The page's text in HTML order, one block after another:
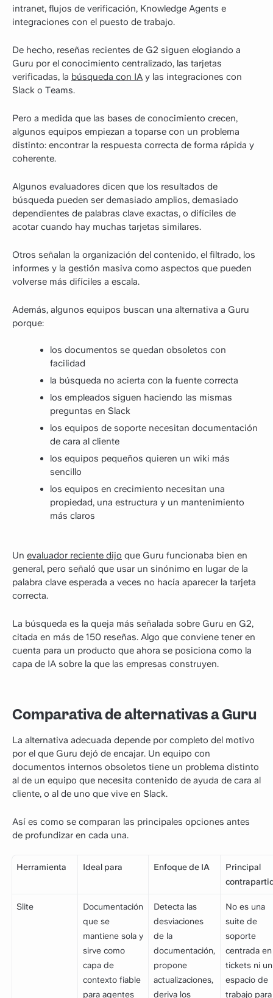
intranet, flujos de verificación, Knowledge Agents e
integraciones con el puesto de trabajo.
De hecho, reseñas recientes de G2 siguen elogiando a
Guru por el conocimiento centralizado, las tarjetas
verificadas, la búsqueda con IA y las integraciones con
Slack o Teams.
Pero a medida que las bases de conocimiento crecen,
algunos equipos empiezan a toparse con un problema
distinto: encontrar la respuesta correcta de forma rápida y
coherente.
Algunos evaluadores dicen que los resultados de
búsqueda pueden ser demasiado amplios, demasiado
dependientes de palabras clave exactas, o difíciles de
acotar cuando hay muchas tarjetas similares.
Otros señalan la organización del contenido, el filtrado, los
informes y la gestión masiva como aspectos que pueden
volverse más difíciles a escala.
Además, algunos equipos buscan una alternativa a Guru
porque:
los documentos se quedan obsoletos con
facilidad
la búsqueda no acierta con la fuente correcta
los empleados siguen haciendo las mismas
preguntas en Slack
los equipos de soporte necesitan documentación
de cara al cliente
los equipos pequeños quieren un wiki más
sencillo
los equipos en crecimiento necesitan una
propiedad, una estructura y un mantenimiento
más claros
Un evaluador reciente dijo que Guru funcionaba bien en
general, pero señaló que usar un sinónimo en lugar de la
palabra clave esperada a veces no hacía aparecer la tarjeta
correcta.
La búsqueda es la queja más señalada sobre Guru en G2,
citada en más de 150 reseñas. Algo que conviene tener en
cuenta para un producto que ahora se posiciona como la
capa de IA sobre la que las empresas construyen.
Comparativa de alternativas a Guru
La alternativa adecuada depende por completo del motivo
por el que Guru dejó de encajar. Un equipo con
documentos internos obsoletos tiene un problema distinto
al de un equipo que necesita contenido de ayuda de cara al
cliente, o al de uno que vive en Slack.
Así es como se comparan las principales opciones antes
de profundizar en cada una.
Herramienta Ideal para Enfoque de IA
Principal
Slite
Documentación
que se
mantiene sola y
sirve como
capa de
contexto fiable
para agentes
Detecta las
desviaciones
de la
documentación,
propone
actualizaciones,
deriva los
No es una
suite de
soporte
centrada en
tickets ni un
espacio de
trabajo para